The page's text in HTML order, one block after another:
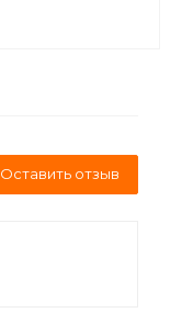
Оставить отзыв